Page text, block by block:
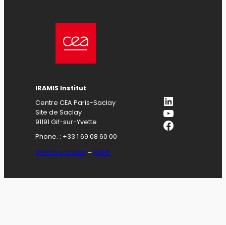
IRAMIS Institut
Centre CEA Paris-Saclay
Site de Saclay
91191 Gif-sur-Yvette
Phone. : +33 1 69 08 60 00
Mentions légales – RGPD
LinkedIn
YouTube
Facebook